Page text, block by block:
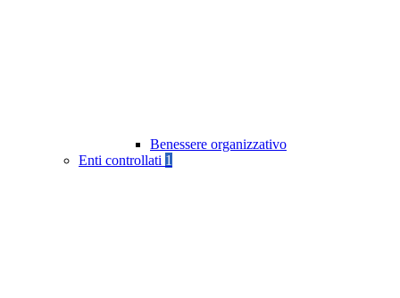
Benessere organizzativo
Enti controllati 1